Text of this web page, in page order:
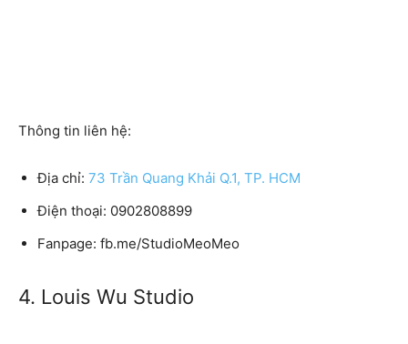
Thông tin liên hệ:
Địa chỉ: 73 Trần Quang Khải Q.1, TP. HCM
Điện thoại: 0902808899
Fanpage: fb.me/StudioMeoMeo
4. Louis Wu Studio